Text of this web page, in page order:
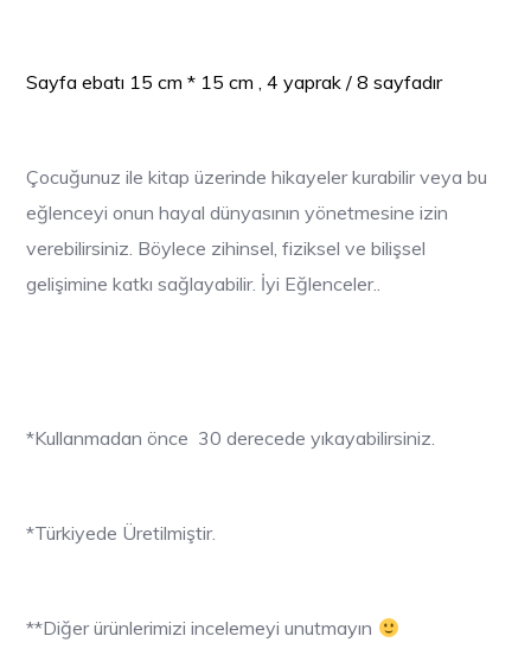
Sayfa ebatı 15 cm * 15 cm , 4 yaprak / 8 sayfadır
Çocuğunuz ile kitap üzerinde hikayeler kurabilir veya bu
eğlenceyi onun hayal dünyasının yönetmesine izin
verebilirsiniz. Böylece zihinsel, fiziksel ve bilişsel
gelişimine katkı sağlayabilir. İyi Eğlenceler..
*Kullanmadan önce 30 derecede yıkayabilirsiniz.
*Türkiyede Üretilmiştir.
**Diğer ürünlerimizi incelemeyi unutmayın